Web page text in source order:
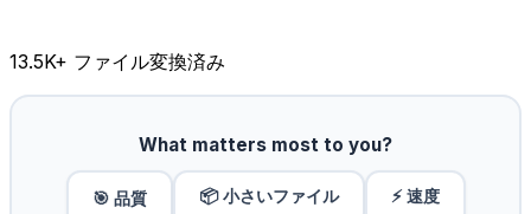
13.5K+ ファイル変換済み
What matters most to you?
🎯 品質 📦 小さいファイル ⚡ 速度